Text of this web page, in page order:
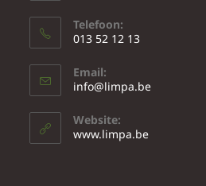
Telefoon:
013 52 12 13
Email:
info@limpa.be
Website:
www.limpa.be